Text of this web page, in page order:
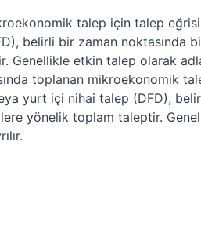
talep için talep
belirli bir zaman noktasında
etkin talep olarak
toplanan mikroekonomik
yurt içi nihai talep (DFD),
yönelik toplam taleptir.